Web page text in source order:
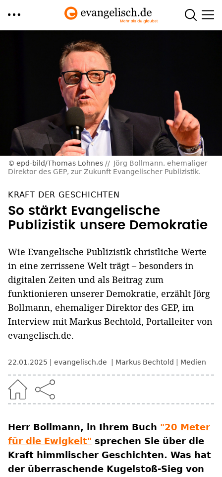
epd-bild/Thomas Lohnes
Jörg Bollmann, ehemaliger
Direktor des GEP, zur Zukunft Evangelischer Publizistik.
KRAFT DER GESCHICHTEN
So stärkt Evangelische
Publizistik unsere Demokratie
Wie Evangelische Publizistik christliche Werte
in eine zerrissene Welt trägt – besonders in
digitalen Zeiten und als Beitrag zum
funktionieren unserer Demokratie, erzählt Jörg
Bollmann, ehemaliger Direktor des GEP, im
Interview mit Markus Bechtold, Portalleiter von
evangelisch.de.
22.01.2025 evangelisch.de Markus Bechtold Medien
Herr Bollmann, in Ihrem Buch "20 Meter
für die Ewigkeit" sprechen Sie über die
Kraft himmlischer Geschichten. Was hat
der überraschende Kugelstoß-Sieg von